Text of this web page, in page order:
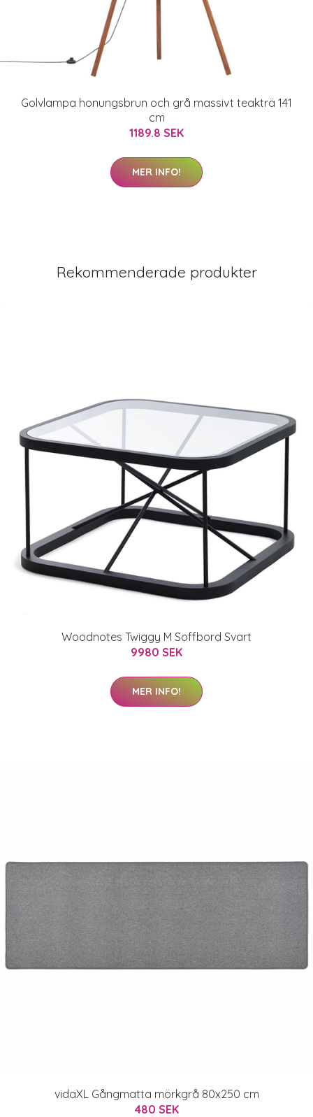
Golvlampa honungsbrun och grå massivt teakträ 141
cm
1189.8 SEK
MER INFO!
Rekommenderade produkter
Woodnotes Twiggy M Soffbord Svart
9980 SEK
MER INFO!
vidaXL Gångmatta mörkgrå 80x250 cm
480 SEK